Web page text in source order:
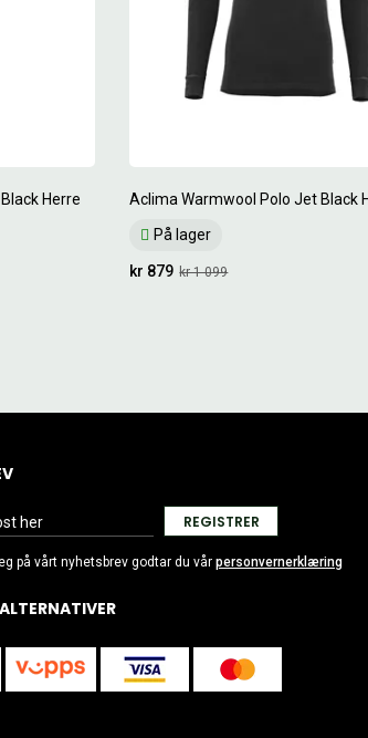
Herre
Aclima Warmwool Polo Jet Black
På lager
kr 1 099
kr 879
REGISTRER
på vårt nyhetsbrev godtar du vår personvernerklæring